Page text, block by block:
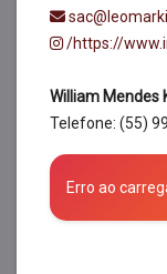
/https://
William Mendes
Telefone: (55)
Erro ao